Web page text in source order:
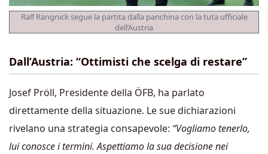
Ralf Rangnick segue la partita dalla panchina con la tuta ufficiale
dell’Austria
Dall’Austria: “Ottimisti che scelga di restare”
Josef Pröll, Presidente della ÖFB, ha parlato
direttamente della situazione. Le sue dichiarazioni
rivelano una strategia consapevole: “Vogliamo tenerlo,
lui conosce i termini. Aspettiamo la sua decisione nei